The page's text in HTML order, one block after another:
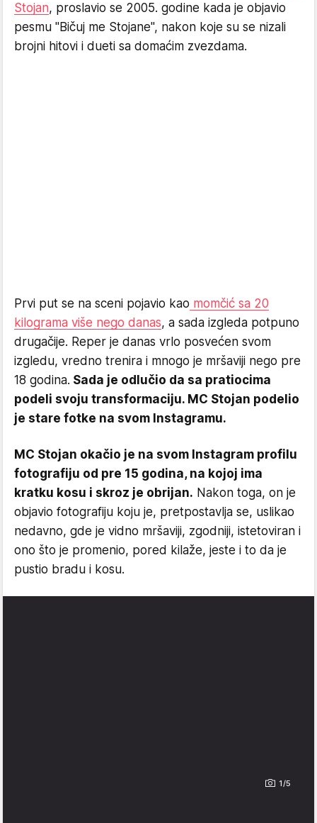
Stojan, proslavio se 2005. godine kada je objavio
pesmu "Bičuj me Stojane", nakon koje su se nizali
brojni hitovi i dueti sa domaćim zvezdama.
Prvi put se na sceni pojavio kao momčić sa 20
kilograma više nego danas, a sada izgleda potpuno
drugačije. Reper je danas vrlo posvećen svom
izgledu, vredno trenira i mnogo je mršaviji nego pre
18 godina. Sada je odlučio da sa pratiocima
podeli svoju transformaciju. MC Stojan podelio
je stare fotke na svom Instagramu.
MC Stojan okačio je na svom Instagram profilu
fotografiju od pre 15 godina, na kojoj ima
kratku kosu i skroz je obrijan. Nakon toga, on je
objavio fotografiju koju je, pretpostavlja se, uslikao
nedavno, gde je vidno mršaviji, zgodniji, istetoviran i
ono što je promenio, pored kilaže, jeste i to da je
pustio bradu i kosu.
1/5